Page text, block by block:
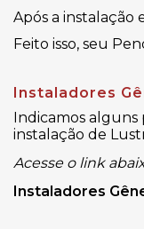
Após a instalação
Feito isso, seu
Instaladores
Indicamos alguns
instalação de
Acesse o link
Instaladores